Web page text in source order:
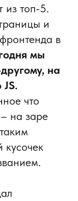
из топ-5.
и
в
мы
на
JS.
что
на заре
кусочек